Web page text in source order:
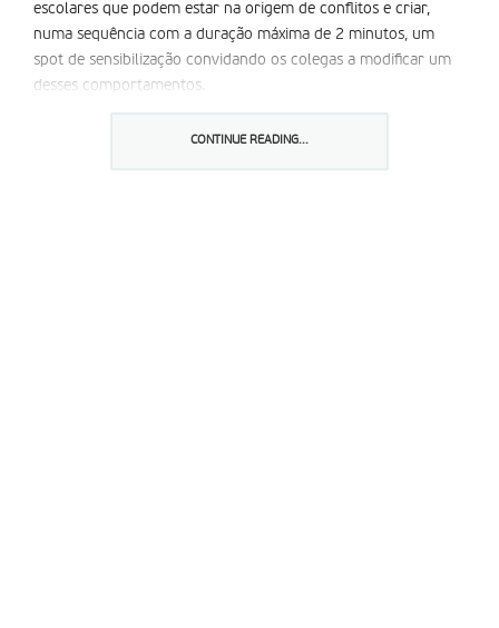
escolares que podem estar na origem de conflitos e criar,
numa sequência com a duração máxima de 2 minutos, um
spot de sensibilização convidando os colegas a modificar um
desses comportamentos.
https://paxchristiportugal. no. sapo.pt/
CONTINUE READING...